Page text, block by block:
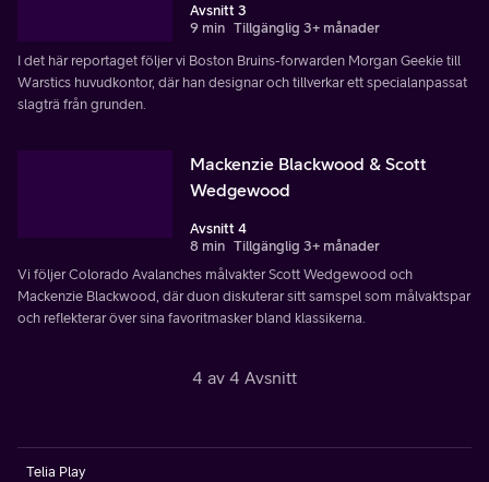
Avsnitt 3
9 min Tillgänglig 3+ månader
I det här reportaget följer vi Boston Bruins-forwarden Morgan Geekie till
Warstics huvudkontor, där han designar och tillverkar ett specialanpassat
slagträ från grunden.
Mackenzie Blackwood & Scott
Wedgewood
Avsnitt 4
8 min Tillgänglig 3+ månader
Vi följer Colorado Avalanches målvakter Scott Wedgewood och
Mackenzie Blackwood, där duon diskuterar sitt samspel som målvaktspar
och reflekterar över sina favoritmasker bland klassikerna.
4 av 4 Avsnitt
Telia Play